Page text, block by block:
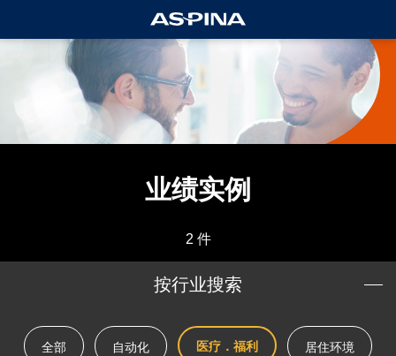
业绩实例
2 件
按行业搜索
全部 自动化 医疗．福利 居住环境